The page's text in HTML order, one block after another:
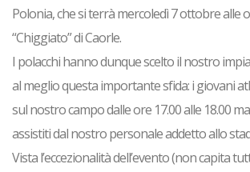
Polonia, che si terràmercoledì 7 ottobrealle
“Chiggiato” diCaorle.
I polacchi hanno dunque scelto il nostro
al meglio questa importante sfida: i giovani
sul nostro campodalle ore 17.00 alle 18.00
assistiti dal nostro personale addetto allo
Vista l’eccezionalità dell’evento (non capita